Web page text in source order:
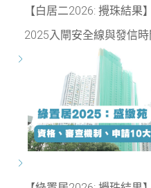
【白居二2026: 攪珠結
2025入閘安全線與發信時